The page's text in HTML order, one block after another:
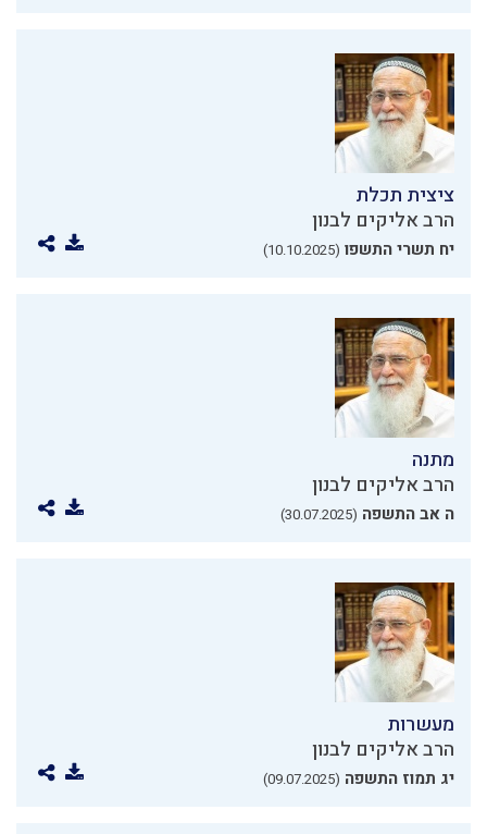
ציצית תכלת
הרב אליקים לבנון
יח תשרי התשפו (10.10.2025)
מתנה
הרב אליקים לבנון
ה אב התשפה (30.07.2025)
מעשרות
הרב אליקים לבנון
יג תמוז התשפה (09.07.2025)